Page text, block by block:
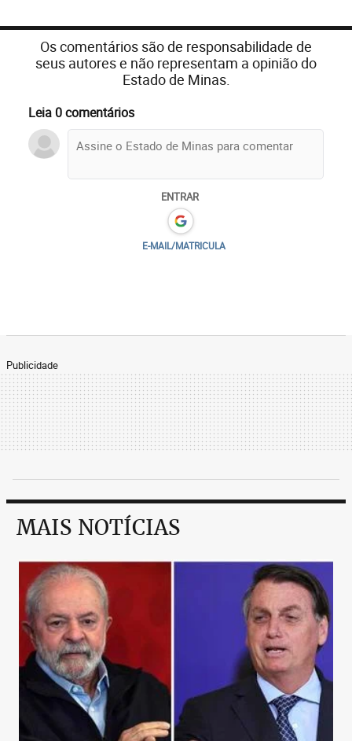
Os comentários são de responsabilidade de
seus autores e não representam a opinião do
Estado de Minas.
Leia 0 comentários
ENTRAR
E-MAIL/MATRICULA
Publicidade
MAIS NOTÍCIAS